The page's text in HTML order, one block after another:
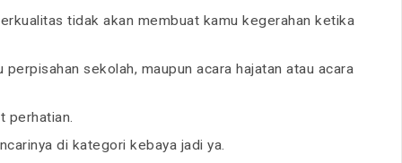
tidak akan membuat kamu kegerahan ketika
sekolah, maupun acara hajatan atau acara
perhatian.
di kategori kebaya jadi ya.